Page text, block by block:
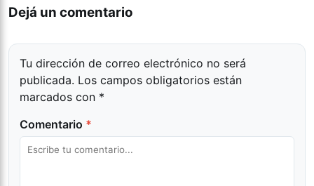
Dejá un comentario
Tu dirección de correo electrónico no será
publicada. Los campos obligatorios están
marcados con *
Comentario *